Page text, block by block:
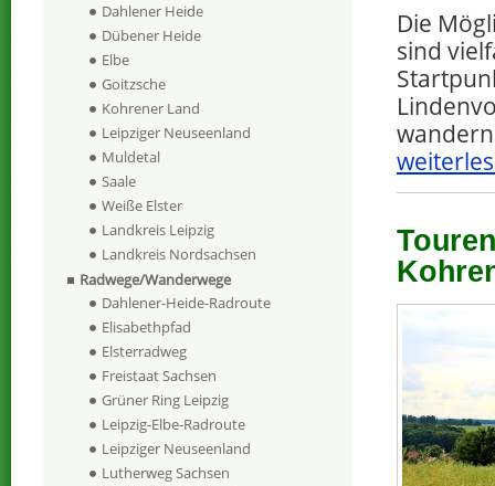
Die
sind
Dahlener Heide
Dübener Heide
Elbe
Goitzsche
Kohrener Land
Leipziger Neuseenland
Muldetal
Saale
Weiße Elster
Landkreis Leipzig
Landkreis Nordsachsen
Radwege/Wanderwege
Dahlener-Heide-Radroute
Elisabethpfad
Elsterradweg
Freistaat Sachsen
Grüner Ring Leipzig
Leipzig-Elbe-Radroute
Leipziger Neuseenland
Lutherweg Sachsen